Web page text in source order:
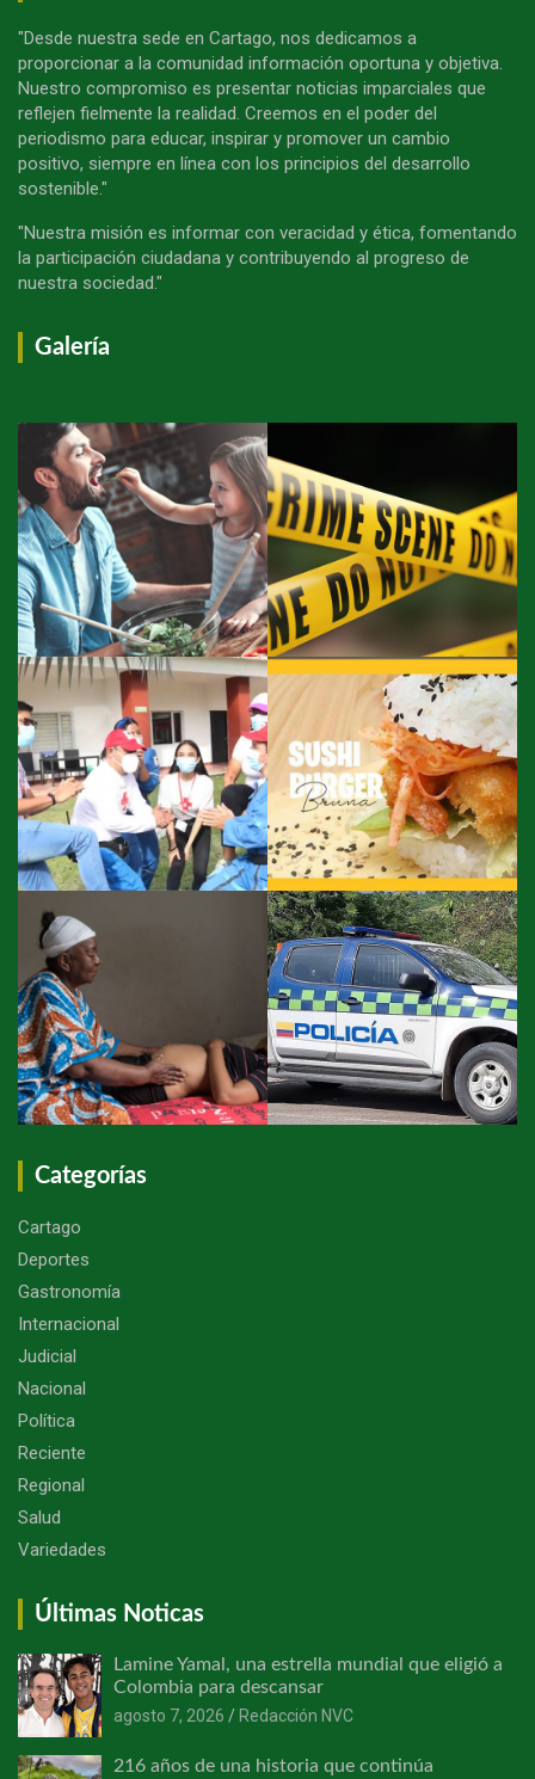
"Desde nuestra sede en Cartago, nos dedicamos a
proporcionar a la comunidad información oportuna y objetiva.
Nuestro compromiso es presentar noticias imparciales que
reflejen fielmente la realidad. Creemos en el poder del
periodismo para educar, inspirar y promover un cambio
positivo, siempre en línea con los principios del desarrollo
sostenible."
"Nuestra misión es informar con veracidad y ética, fomentando
la participación ciudadana y contribuyendo al progreso de
nuestra sociedad."
Galería
Categorías
Cartago
Deportes
Gastronomía
Internacional
Judicial
Nacional
Política
Reciente
Regional
Salud
Variedades
Últimas Noticas
Lamine Yamal, una estrella mundial que eligió a
Colombia para descansar
agosto 7, 2026
Redacción NVC
216 años de una historia que continúa